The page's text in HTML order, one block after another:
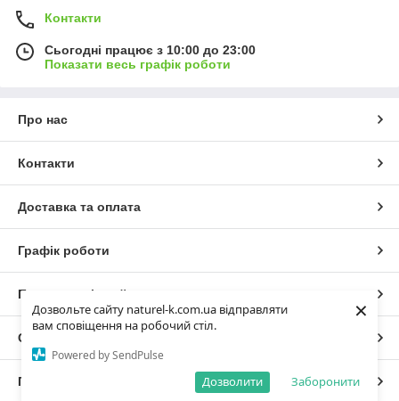
Дозвольте сайту naturel-k.com.ua відправляти
вам сповіщення на робочий стіл.
Powered by SendPulse
Заборонити
Дозволити
×
Контакти
Сьогодні працює з 10:00 до 23:00
Показати весь графік роботи
Про нас
Контакти
Доставка та оплата
Графік роботи
Повна версія сайту
Сайт створено на маркетплейсі
Політика конфіденційності